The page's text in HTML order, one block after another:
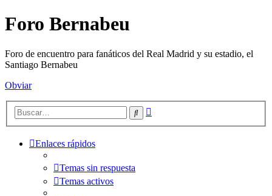
Foro Bernabeu
Foro de encuentro para fanáticos del Real Madrid y su estadio, el
Santiago Bernabeu
Obviar
Buscar
Enlaces rápidos
Temas sin respuesta
Temas activos